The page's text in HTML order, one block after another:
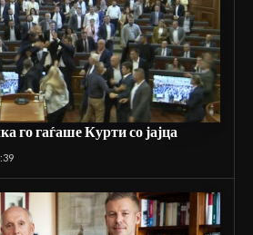
го гаѓаше Курти со јајца